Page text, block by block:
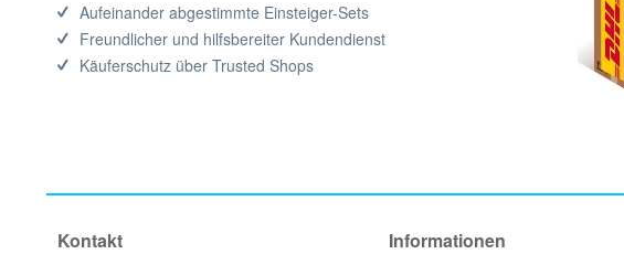
Aufeinander abgestimmte Einsteiger-Sets
Freundlicher und hilfsbereiter Kundendienst
Käuferschutz über Trusted Shops
Kontakt Informationen